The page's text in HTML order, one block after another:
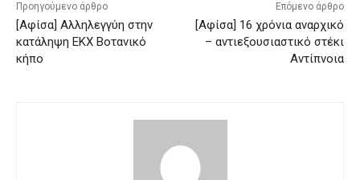
Προηγούμενο άρθρο
[Αφίσα] Αλληλεγγύη στην
κατάληψη ΕΚΧ Βοτανικό
κήπο
Επόμενο άρθρο
[Αφίσα] 16 χρόνια αναρχικό
– αντιεξουσιαστικό στέκι
Αντίπνοια